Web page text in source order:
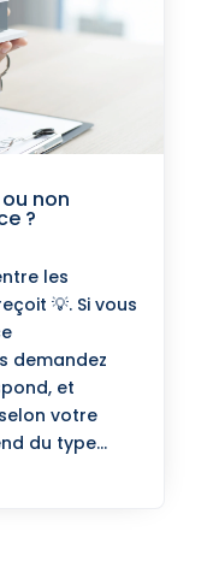
non
?
les
💡. Si vous
demandez
et
votre
du type...